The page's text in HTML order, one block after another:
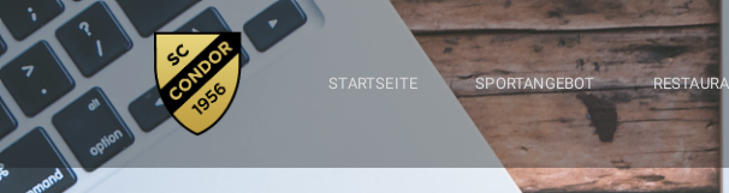
STARTSEITE SPORTANGEBOT